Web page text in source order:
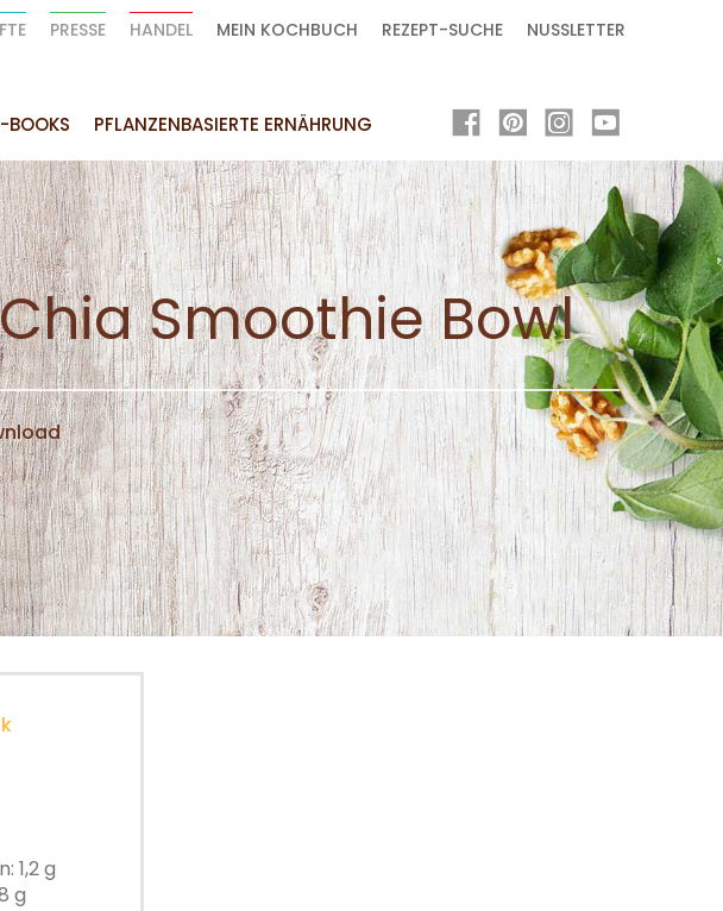
BOOKS PFLANZENBASIERTE ERNÄHRUNG
PRESSE HANDEL MEIN KOCHBUCH REZEPT-SUCHE NUSSLETTER
Smoothie Bowl
1,2 g
g